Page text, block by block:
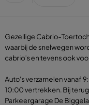
Gezellige Cabrio-
waarbij de snelwegen
cabrio's en tevens ook
Auto's verzamelen vanaf
10:00 vertrekken. Bij
Parkeergarage De